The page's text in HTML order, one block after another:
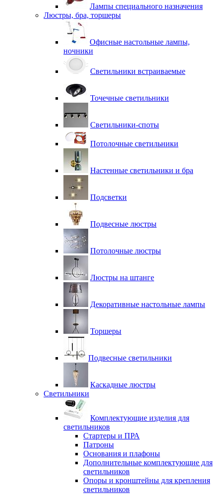
Лампы специального назначения
Люстры, бра, торшеры
Офисные настольные лампы,
ночники
Светильники встраиваемые
Точечные светильники
Светильники-споты
Потолочные светильники
Настенные светильники и бра
Подсветки
Подвесные люстры
Потолочные люстры
Люстры на штанге
Декоративные настольные лампы
Торшеры
Подвесные светильники
Каскадные люстры
Светильники
Комплектующие изделия для
светильников
Стартеры и ПРА
Патроны
Основания и плафоны
Дополнительные комплектующие для
светильников
Опоры и кронштейны для крепления
светильников